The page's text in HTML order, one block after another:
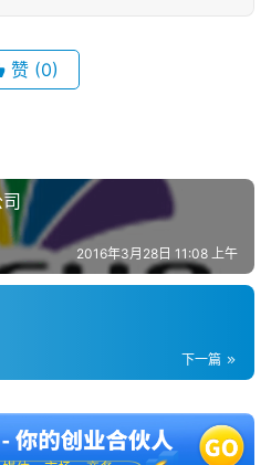
赞 (0)
2016年3月28日 11:08 上午
下一篇